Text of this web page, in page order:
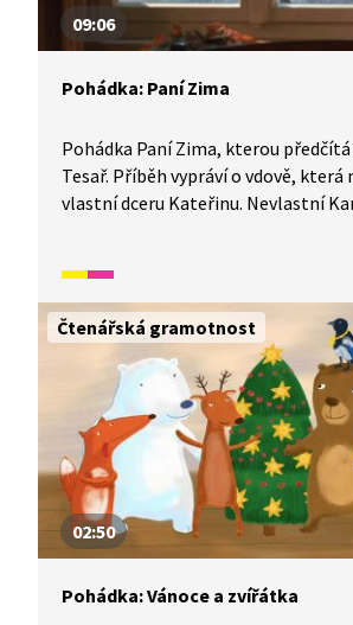
09:06
Pohádka: Paní Zima
Pohádka Paní Zima, kterou předčítá
Tesař. Příběh vypráví o vdově, která
vlastní dceru Kateřinu. Nevlastní
Karolína díky své laskavé povaze
zlatem.
Čtenářská gramotnost
02:50
Pohádka: Vánoce a zvířátka